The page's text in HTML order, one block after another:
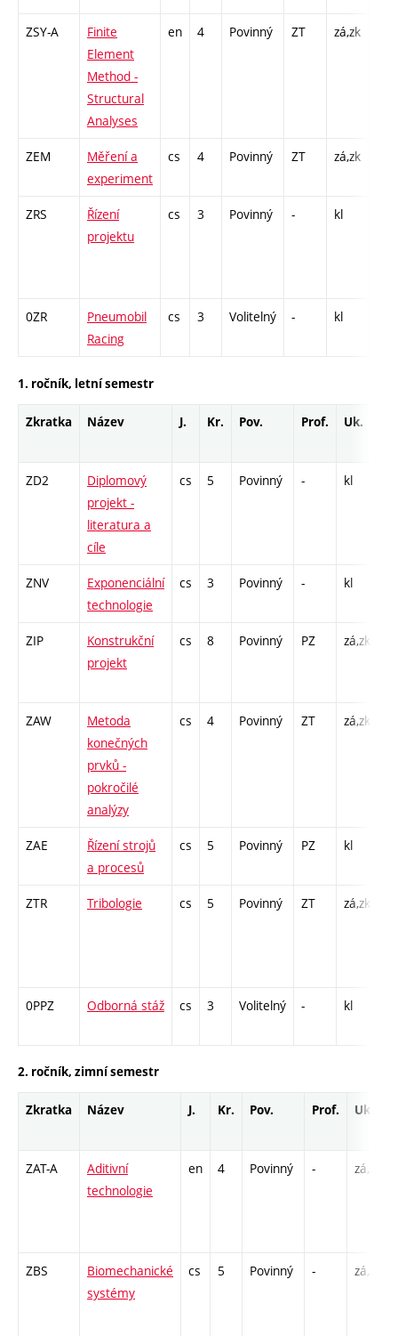
ZSY-A
Finite
Element
Method -
Structural
Analyses
en 4 Povinný ZT zá,zk
ZEM
Měření a
experiment
cs 4 Povinný ZT zá,zk
ZRS
Řízení
projektu
cs 3 Povinný - kl
0ZR
Pneumobil
Racing
cs 3 Volitelný - kl
1. ročník, letní semestr
Zkratka Název J. Kr. Pov. Prof. Uk.
ZD2
Diplomový
projekt -
literatura a
cíle
cs 5 Povinný - kl
ZNV
Exponenciální
technologie
cs 3 Povinný - kl
ZIP
Konstrukční
projekt
cs 8 Povinný PZ zá,zk
ZAW
Metoda
konečných
prvků -
pokročilé
analýzy
cs 4 Povinný ZT zá,zk
ZAE
Řízení strojů
a procesů
cs 5 Povinný PZ kl
ZTR Tribologie cs 5 Povinný ZT zá,zk
0PPZ Odborná stáž cs 3 Volitelný - kl
2. ročník, zimní semestr
Zkratka Název J. Kr. Pov. Prof. Uk.
ZAT-A
Aditivní
technologie
en 4 Povinný - zá,zk
ZBS
Biomechanické
systémy
cs 5 Povinný - zá,zk